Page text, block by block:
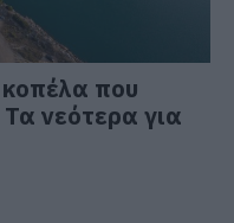
που
νεότερα για